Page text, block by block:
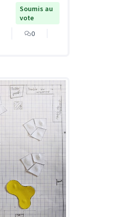
Soumis au
vote
0